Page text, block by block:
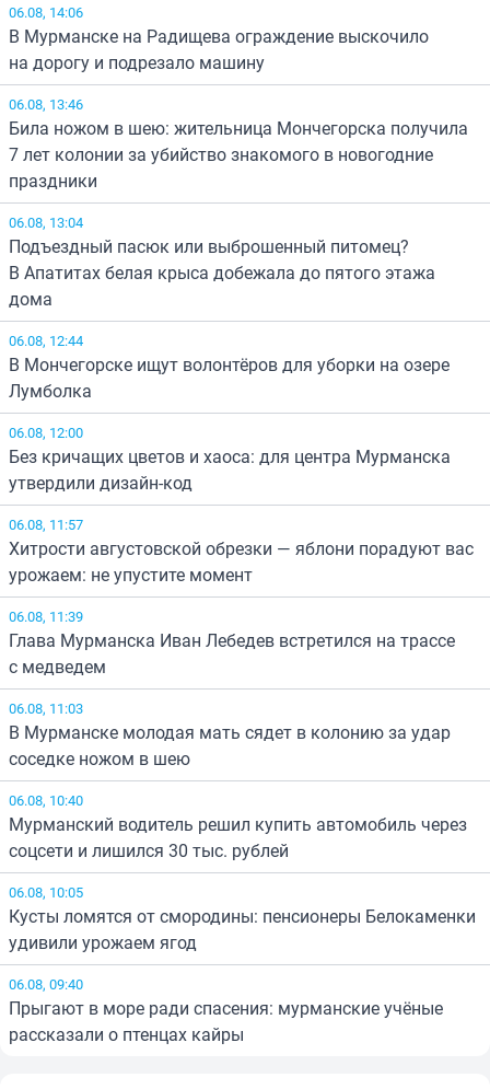
06.08, 14:06
В Мурманске на Радищева ограждение выскочило
на дорогу и подрезало машину
06.08, 13:46
Била ножом в шею: жительница Мончегорска получила
7 лет колонии за убийство знакомого в новогодние
праздники
06.08, 13:04
Подъездный пасюк или выброшенный питомец?
В Апатитах белая крыса добежала до пятого этажа
дома
06.08, 12:44
В Мончегорске ищут волонтёров для уборки на озере
Лумболка
06.08, 12:00
Без кричащих цветов и хаоса: для центра Мурманска
утвердили дизайн-код
06.08, 11:57
Хитрости августовской обрезки — яблони порадуют вас
урожаем: не упустите момент
06.08, 11:39
Глава Мурманска Иван Лебедев встретился на трассе
с медведем
06.08, 11:03
В Мурманске молодая мать сядет в колонию за удар
соседке ножом в шею
06.08, 10:40
Мурманский водитель решил купить автомобиль через
соцсети и лишился 30 тыс. рублей
06.08, 10:05
Кусты ломятся от смородины: пенсионеры Белокаменки
удивили урожаем ягод
06.08, 09:40
Прыгают в море ради спасения: мурманские учёные
рассказали о птенцах кайры